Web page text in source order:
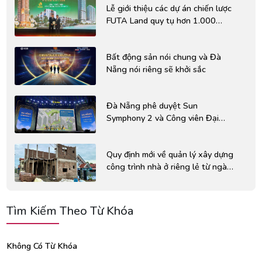
Lễ giới thiệu các dự án chiến lược
FUTA Land quy tụ hơn 1.000
Bất động sản nói chung và Đà
Nẵng nói riêng sẽ khởi sắc
Đà Nẵng phê duyệt Sun
Symphony 2 và Công viên Đại
Quy định mới về quản lý xây dựng
công trình nhà ở riêng lẻ từ ngày
Tìm Kiếm Theo Từ Khóa
Không Có Từ Khóa